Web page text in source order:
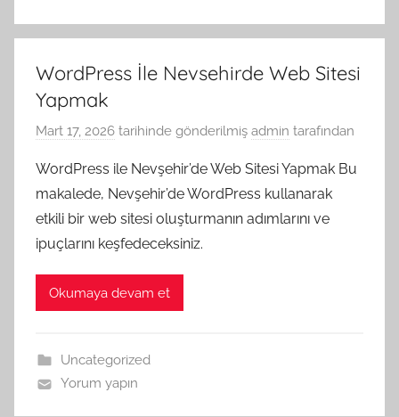
WordPress İle Nevsehirde Web Sitesi
Yapmak
Mart 17, 2026 tarihinde gönderilmiş admin tarafından
WordPress ile Nevşehir’de Web Sitesi Yapmak Bu
makalede, Nevşehir’de WordPress kullanarak
etkili bir web sitesi oluşturmanın adımlarını ve
ipuçlarını keşfedeceksiniz.
Okumaya devam et
Uncategorized
Yorum yapın